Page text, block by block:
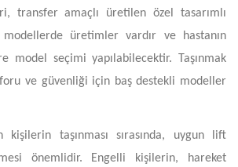
transfer amaçlı üretilen özel tasarımlı
modellerde üretimler vardır ve hastanın
model seçimi yapılabilecektir. Taşınmak
ve güvenliği için baş destekli modeller
kişilerin taşınması sırasında, uygun lift
önemlidir. Engelli kişilerin, hareket